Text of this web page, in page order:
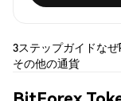
3ステップガイドな
その他の通貨